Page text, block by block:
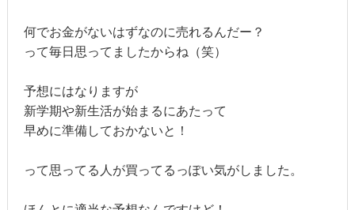
何でお金がないはずなのに売れるんだー？
って毎日思ってましたからね（笑）
予想にはなりますが
新学期や新生活が始まるにあたって
早めに準備しておかないと！
って思ってる人が買ってるっぽい気がしました。